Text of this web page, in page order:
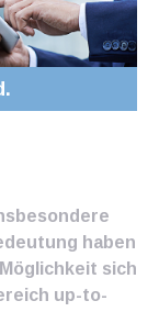
haben
sich
up-to-